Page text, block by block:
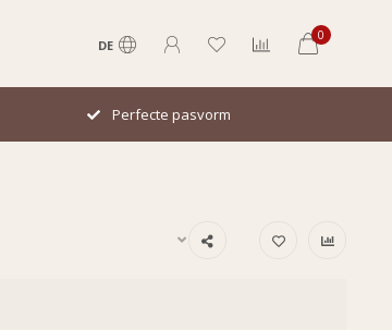
DE
0
Perfecte pasvorm